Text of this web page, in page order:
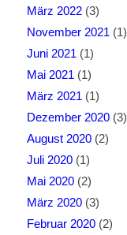
März 2022(3)
November 2021 (1)
Juni 2021 (1)
Mai 2021 (1)
März 2021 (1)
Dezember 2020(3)
August 2020(2)
Juli 2020(1)
Mai 2020(2)
März 2020(3)
Februar 2020(2)